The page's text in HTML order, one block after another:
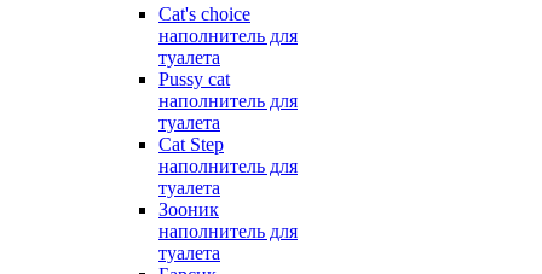
Cat's choice
наполнитель для
туалета
Pussy cat
наполнитель для
туалета
Cat Step
наполнитель для
туалета
Зооник
наполнитель для
туалета